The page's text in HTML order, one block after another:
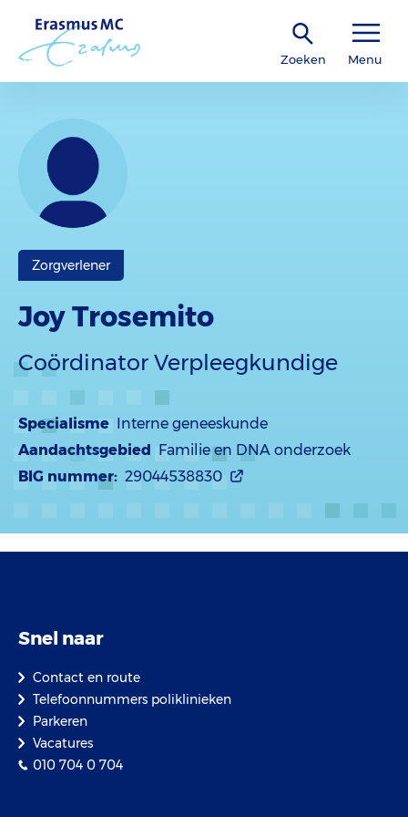
Zoeken Menu
Zorgverlener
Joy Trosemito
Coördinator Verpleegkundige
Specialisme Interne geneeskunde
Aandachtsgebied Familie en DNA onderzoek
BIG nummer: 29044538830
Snel naar
Contact en route
Telefoonnummers poliklinieken
Parkeren
Vacatures
010 704 0 704